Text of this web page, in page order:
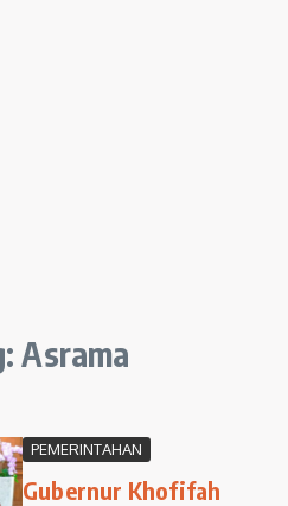
Asrama
PEMERINTAHAN
Gubernur Khofifah